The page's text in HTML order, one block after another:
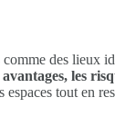
des lieux
avantages, les
tout en